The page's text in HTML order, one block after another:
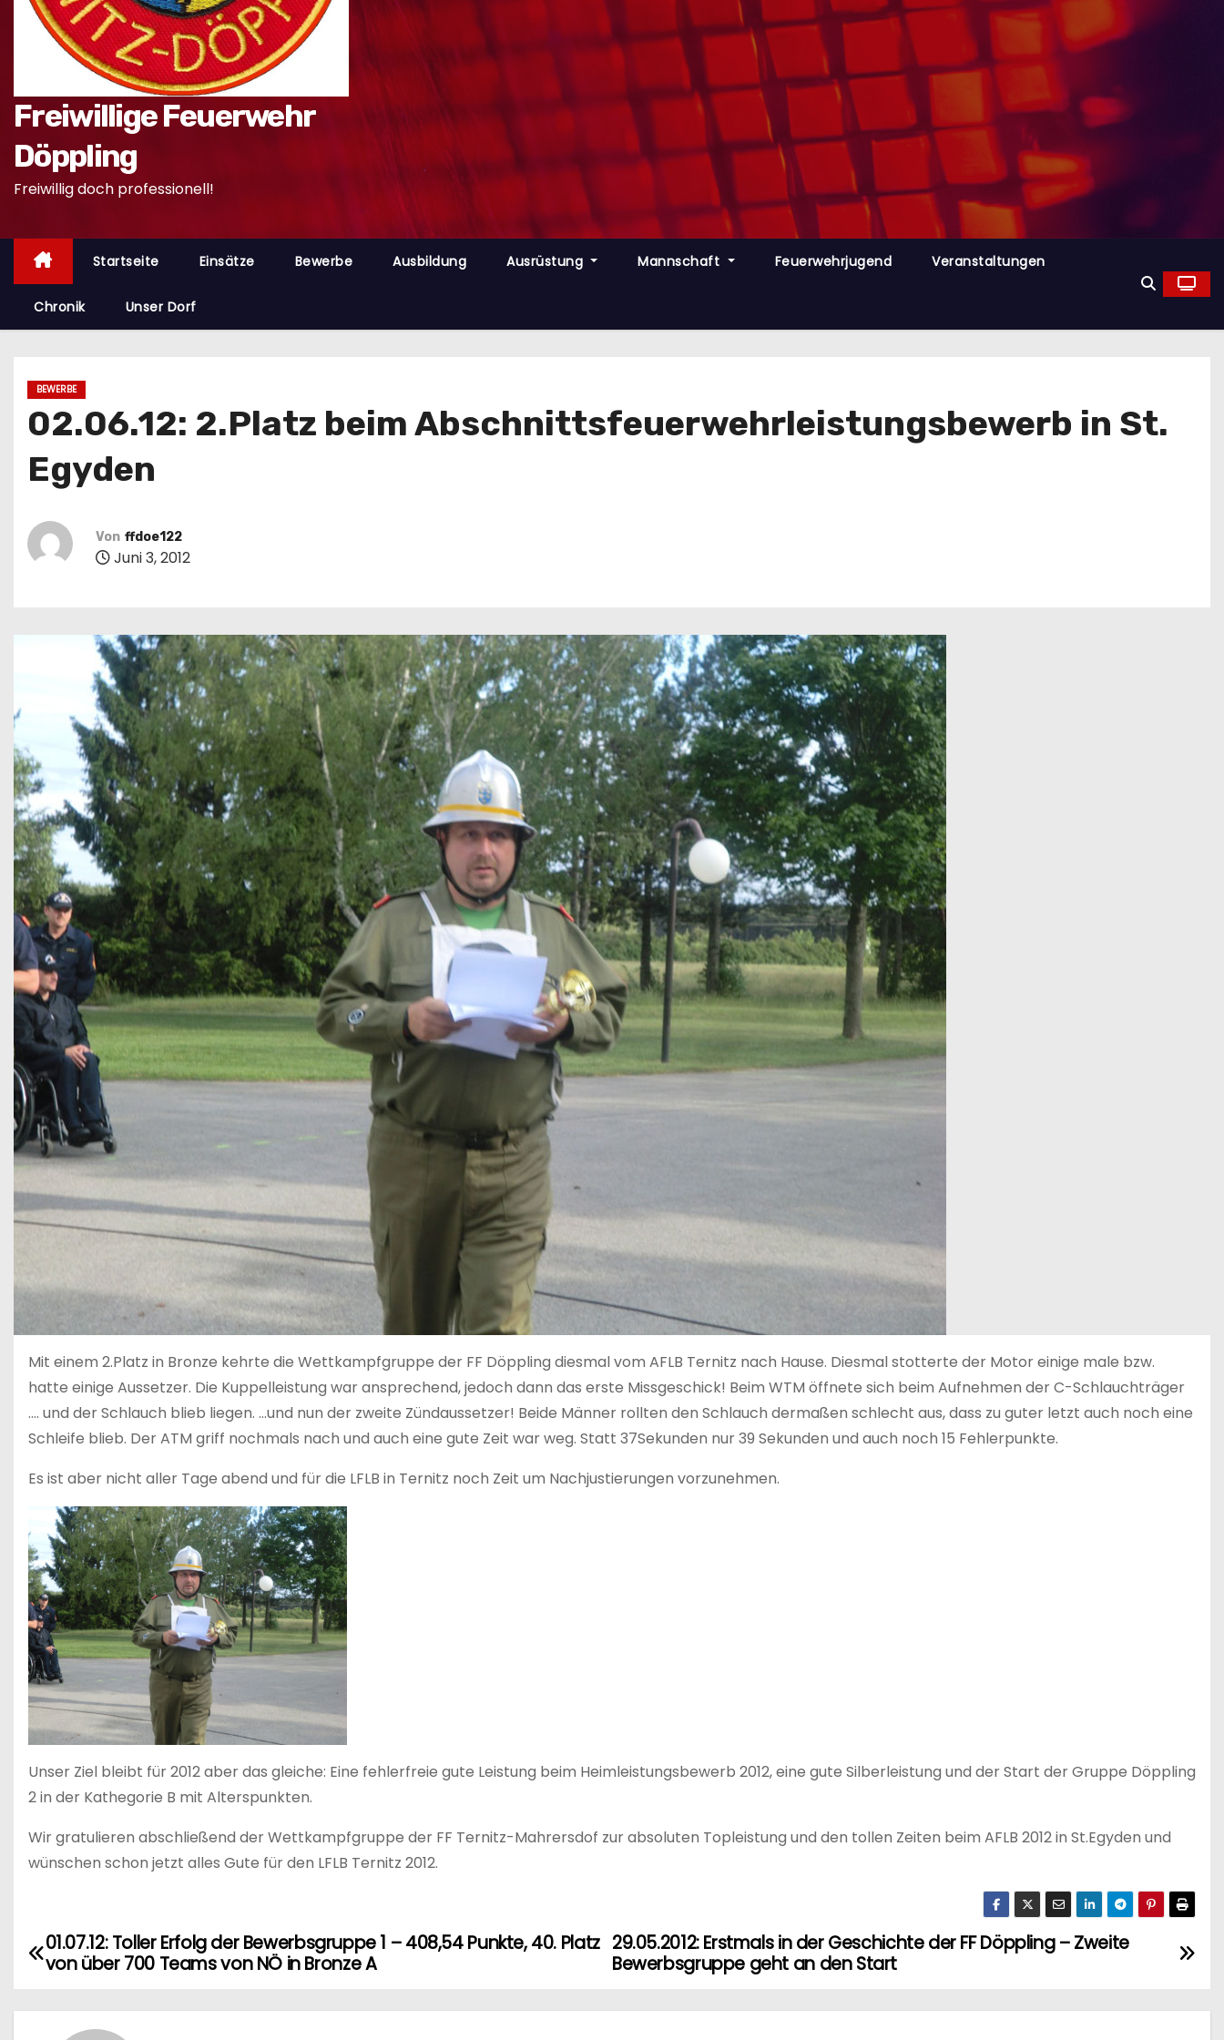
Freiwillige Feuerwehr
Döppling
Freiwillig doch professionell!
Startseite Einsätze Bewerbe Ausbildung Ausrüstung Mannschaft Feuerwehrjugend Veranstaltungen
Chronik Unser Dorf
BEWERBE
02.06.12: 2.Platz beim Abschnittsfeuerwehrleistungsbewerb in St.
Egyden
Von ffdoe122
Juni 3, 2012
Mit einem 2.Platz in Bronze kehrte die Wettkampfgruppe der FF Döppling diesmal vom AFLB Ternitz nach Hause. Diesmal stotterte der Motor einige male bzw.
hatte einige Aussetzer. Die Kuppelleistung war ansprechend, jedoch dann das erste Missgeschick! Beim WTM öffnete sich beim Aufnehmen der C-Schlauchträger
…. und der Schlauch blieb liegen. …und nun der zweite Zündaussetzer! Beide Männer rollten den Schlauch dermaßen schlecht aus, dass zu guter letzt auch noch eine
Schleife blieb. Der ATM griff nochmals nach und auch eine gute Zeit war weg. Statt 37Sekunden nur 39 Sekunden und auch noch 15 Fehlerpunkte.
Es ist aber nicht aller Tage abend und für die LFLB in Ternitz noch Zeit um Nachjustierungen vorzunehmen.
Unser Ziel bleibt für 2012 aber das gleiche: Eine fehlerfreie gute Leistung beim Heimleistungsbewerb 2012, eine gute Silberleistung und der Start der Gruppe Döppling
2 in der Kathegorie B mit Alterspunkten.
Wir gratulieren abschließend der Wettkampfgruppe der FF Ternitz-Mahrersdof zur absoluten Topleistung und den tollen Zeiten beim AFLB 2012 in St.Egyden und
wünschen schon jetzt alles Gute für den LFLB Ternitz 2012.
B
29.05.2012: Erstmals in der Geschichte der FF Döppling – Zweite
Bewerbsgruppe geht an den Start
01.07.12: Toller Erfolg der Bewerbsgruppe 1 – 408,54 Punkte, 40. Platz
von über 700 Teams von NÖ in Bronze A